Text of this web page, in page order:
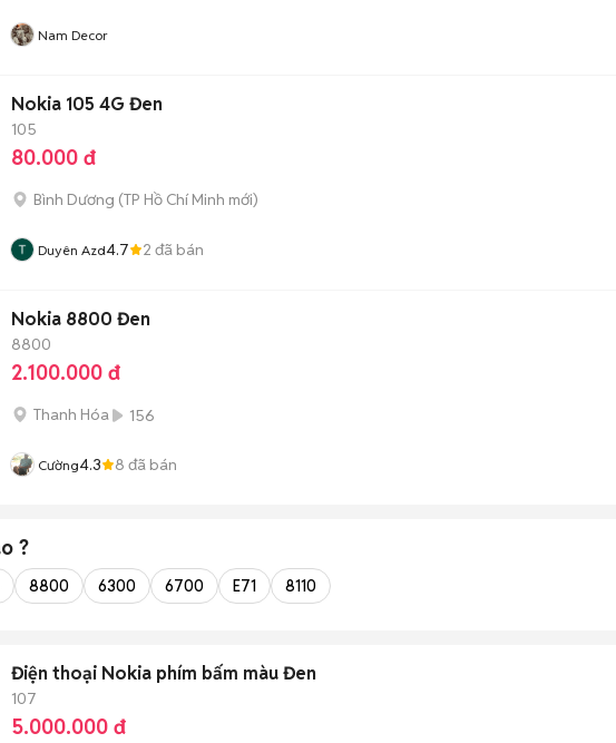
Nam Decor
Nokia 105 4G Đen
105
80.000 đ
Bình Dương (TP Hồ Chí Minh mới)
Duyên Azd4.7 2 đã bán
Nokia 8800 Đen
8800
2.100.000 đ
Thanh Hóa 156
Cường4.3 8 đã bán
?
8800 6300 6700 E71 8110
Điện thoại Nokia phím bấm màu Đen
107
5.000.000 đ